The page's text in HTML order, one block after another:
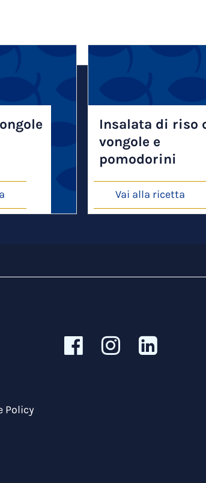
Insalata di riso
vongole e
pomodorini
Vai alla ricetta
Policy